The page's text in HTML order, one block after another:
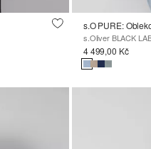
s.O PURE:
s.Oliver BLACK
4 499,00 Kč